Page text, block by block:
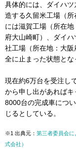
具体的には、ダイハ
造する久留米工場（
には滋賀工場（所在
府大山崎町）、ダイ
社工場（所在地：大
全に止まった状態とな
現在約6万台を受注し
から申し出があれば
8000台の完成車につ
じるとしている。
※1 出典元： 第三者委員会
式会社）